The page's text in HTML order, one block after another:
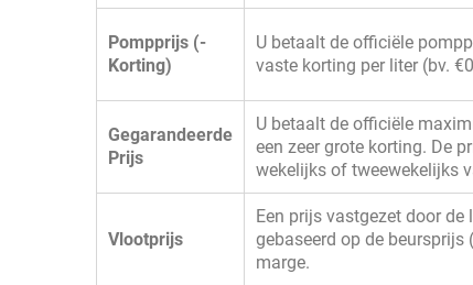
Pompprijs (-
Korting)
U betaalt de officiële
vaste korting per liter (bv.
Gegarandeerde
Prijs
U betaalt de officiële
een zeer grote korting. De
wekelijks of tweewekelijks
Vlootprijs
Een prijs vastgezet door de
gebaseerd op de beursprijs
marge.